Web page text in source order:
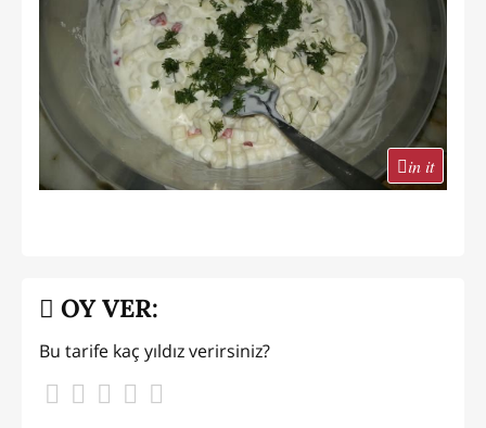
in it
OY VER:
Bu tarife kaç yıldız verirsiniz?